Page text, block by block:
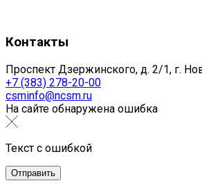
Контакты
Проспект Дзержинского, д. 2/1, г.
+7 (383) 278-20-00
csminfo@ncsm.ru
На сайте обнаружена ошибка
Текст с ошибкой